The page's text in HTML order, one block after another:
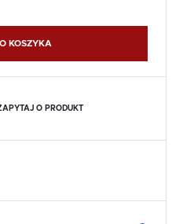
KOSZYKA
O PRODUKT